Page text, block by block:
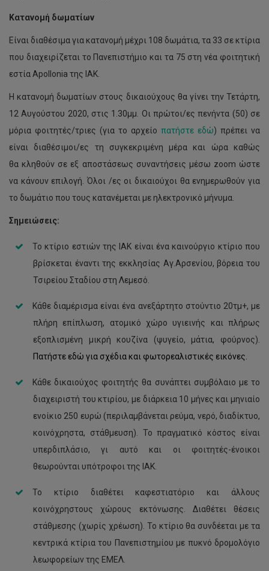
Κατανομή δωματίων
Είναι διαθέσιμα για κατανομή μέχρι 108 δωμάτια, τα 33 σε κτίρια
που διαχειρίζεται το Πανεπιστήμιο και τα 75 στη νέα φοιτητική
εστία Apollonia της ΙΑΚ.
Η κατανομή δωματίων στους δικαιούχους θα γίνει την Τετάρτη,
12 Αυγούστου 2020, στις 1.30μμ. Οι πρώτοι/ες πενήντα (50) σε
μόρια φοιτητές/τριες (για το αρχείο πατήστε εδώ) πρέπει να
είναι διαθέσιμοι/ες τη συγκεκριμένη μέρα και ώρα καθώς
θα κληθούν σε εξ αποστάσεως συναντήσεις μέσω zoom ώστε
να κάνουν επιλογή. Όλοι /ες οι δικαιούχοι θα ενημερωθούν για
το δωμάτιο που τους κατανέμεται με ηλεκτρονικό μήνυμα.
Σημειώσεις:
Το κτίριο εστιών της ΙΑΚ είναι ένα καινούργιο κτίριο που
βρίσκεται έναντι της εκκλησίας Αγ.Αρσενίου, βόρεια του
Τσιρείου Σταδίου στη Λεμεσό.
Κάθε διαμέρισμα είναι ένα ανεξάρτητο στούντιο 20τμ+, με
πλήρη επίπλωση, ατομικό χώρο υγιεινής και πλήρως
εξοπλισμένη μικρή κουζίνα (ψυγείο, μάτια, φούρνος).
Πατήστε εδώ για σχέδια και φωτορεαλιστικές εικόνες.
Κάθε δικαιούχος φοιτητής θα συνάπτει συμβόλαιο με το
διαχειριστή του κτιρίου, με διάρκεια 10 μήνες και μηνιαίο
ενοίκιο 250 ευρώ (περιλαμβάνεται ρεύμα, νερό, διαδίκτυο,
κοινόχρηστα, στάθμευση). Το πραγματικό κόστος είναι
υπερδιπλάσιο, γι αυτό και οι φοιτητές-ένοικοι
θεωρούνται υπότροφοι της ΙΑΚ.
Το κτίριο διαθέτει καφεστιατόριο και άλλους
κοινόχρηστους χώρους εκτόνωσης. Διαθέτει θέσεις
στάθμεσης (χωρίς χρέωση). Το κτίριο θα συνδέεται με τα
κεντρικά κτίρια του Πανεπιστημίου με πυκνό δρομολόγιο
λεωφορείων της ΕΜΕΛ.